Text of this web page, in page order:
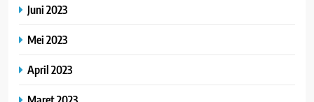
Juni 2023
Mei 2023
April 2023